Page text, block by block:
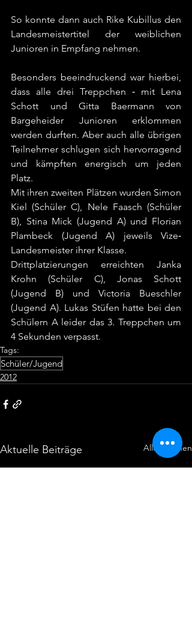
So konnte dann auch Rike Kubillus den
Landesmeistertitel der weiblichen
Junioren in Empfang nehmen.
Besonders beeindruckend war hierbei,
dass alle drei Treppchen ‐ mit Lena
Schott und Gitta Baermann von
Bargeheider Junioren erklommen
werden durften. Aber auch alle übrigen
Teilnehmer schlugen sich hervorragend
und kämpften energisch um jeden
Platz.
Mit ihren zweiten Plätzen wurden Simon
Kiel (Schüler C), Nele Faasch (Schüler
B), Stina Mick (Jugend A) und Florian
Plambeck (Jugend A) jeweils Vize‐
Landesmeister ihrer Klasse.
Drittplatzierungen erreichten Janka
Krohn (Schüler C), Jonas Schott
(Jugend B) und Victoria Bueschler
(Jugend A). Lukas Stüfen hatte bei den
Schülern A leider das 3. Treppchen um
4 Sekunden verpasst.
Tags:
Schüler/Jugend
2012
Aktuelle Beiträge Alle ansehen